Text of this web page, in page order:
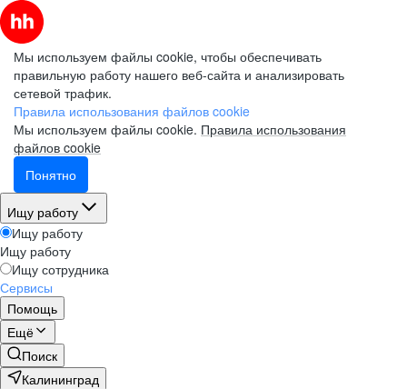
Мы используем файлы cookie, чтобы обеспечивать
правильную работу нашего веб-сайта и анализировать
сетевой трафик.
Правила использования файлов cookie
Мы используем файлы cookie. Правила использования
файлов cookie
Понятно
Ищу работу
Ищу работу
Ищу работу
Ищу сотрудника
Сервисы
Помощь
Ещё
Поиск
Калининград